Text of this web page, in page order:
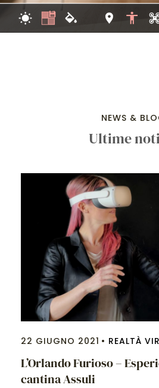
NEWS &
Ultime
22 GIUGNO 2021 REALTÀ
L’Orlando Furioso –
cantina Assuli